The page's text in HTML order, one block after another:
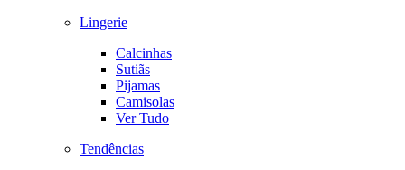
Lingerie
Calcinhas
Sutiãs
Pijamas
Camisolas
Ver Tudo
Tendências